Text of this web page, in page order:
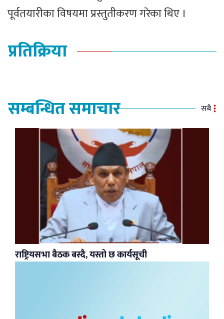
पूर्वतयारीका विषयमा प्रस्तुतीकरण गरेका थिए ।
प्रतिक्रिया
सम्बन्धित समाचार सबै
राष्ट्रियसभा बैठक बस्दै, यस्तो छ कार्यसूची